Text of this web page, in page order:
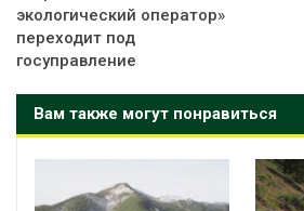
экологический оператор»
переходит под
госуправление
Вам также могут понравиться